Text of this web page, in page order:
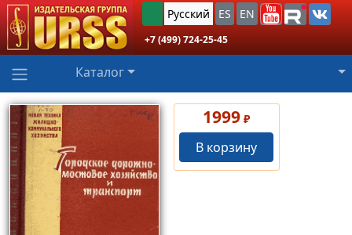
Русский ES EN
+7 (499) 724-25-45
Каталог
1999 ₽
В корзину